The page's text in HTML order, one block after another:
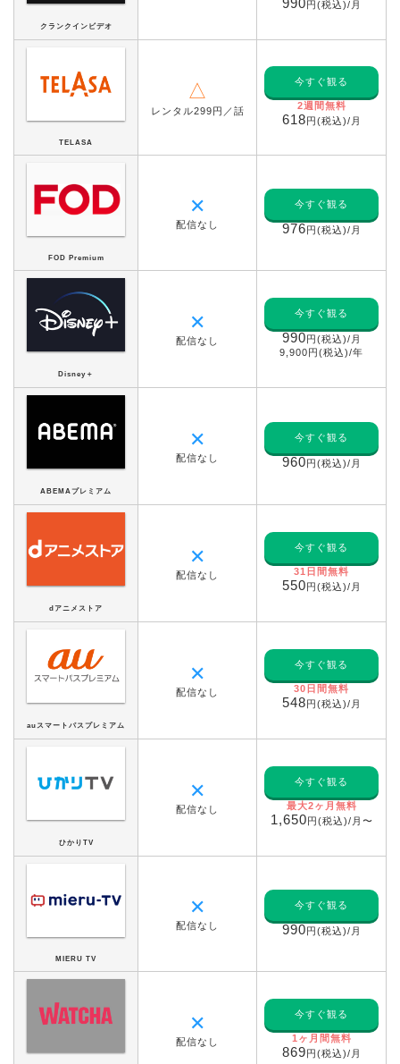
クランクインビデオ
990円(税込)/月
TELASA
△
レンタル299円／話
今すぐ観る
2週間無料
618円(税込)/月
FOD Premium
✕
配信なし
今すぐ観る
976円(税込)/月
Disney＋
✕
配信なし
今すぐ観る
990円(税込)/月
9,900円(税込)/年
ABEMAプレミアム
✕
配信なし
今すぐ観る
960円(税込)/月
dアニメストア
✕
配信なし
今すぐ観る
31日間無料
550円(税込)/月
auスマートパスプレミアム
✕
配信なし
今すぐ観る
30日間無料
548円(税込)/月
ひかりTV
✕
配信なし
今すぐ観る
最大2ヶ月無料
1,650円(税込)/月〜
MIERU TV
✕
配信なし
今すぐ観る
990円(税込)/月
✕
配信なし
今すぐ観る
1ヶ月間無料
869円(税込)/月